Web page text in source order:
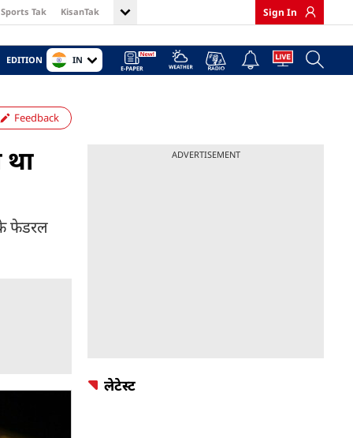
Sports Tak KisanTak Sign In
EDITION IN
Feedback
फेडरल
ADVERTISEMENT
लेटेस्ट